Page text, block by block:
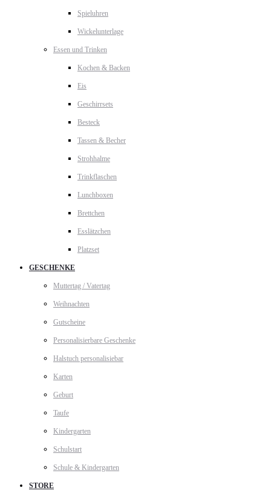
Spieluhren
Wickelunterlage
Essen und Trinken
Kochen & Backen
Eis
Geschirrsets
Besteck
Tassen & Becher
Strohhalme
Trinkflaschen
Lunchboxen
Brettchen
Esslätzchen
Platzset
GESCHENKE
Muttertag / Vatertag
Weihnachten
Gutscheine
Personalisierbare Geschenke
Halstuch personalisiebar
Karten
Geburt
Taufe
Kindergarten
Schulstart
Schule & Kindergarten
STORE